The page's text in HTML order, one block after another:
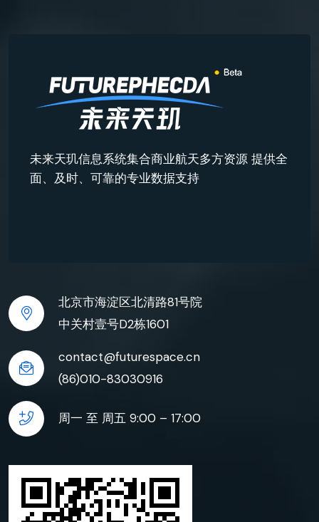
未来天玑信息系统集合商业航天多方资源 提供全
面、及时、可靠的专业数据支持
北京市海淀区北清路81号院
中关村壹号D2栋1601
contact@futurespace.cn
(86)010-83030916
周一 至 周五 9:00 – 17:00